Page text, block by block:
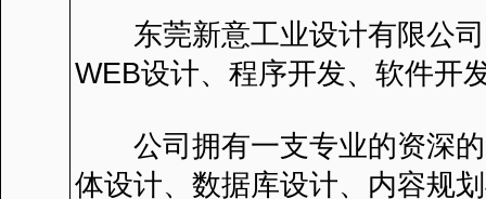
东莞新意工业设计有限公司
WEB设计、程序开发、软件开
公司拥有一支专业的资深的
体设计、数据库设计、内容规